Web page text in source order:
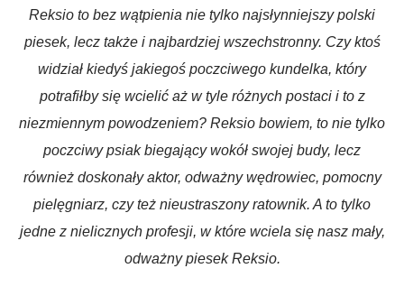
Reksio to bez wątpienia nie tylko najsłynniejszy polski
piesek, lecz także i najbardziej wszechstronny. Czy ktoś
widział kiedyś jakiegoś poczciwego kundelka, który
potrafiłby się wcielić aż w tyle różnych postaci i to z
niezmiennym powodzeniem? Reksio bowiem, to nie tylko
poczciwy psiak biegający wokół swojej budy, lecz
również doskonały aktor, odważny wędrowiec, pomocny
pielęgniarz, czy też nieustraszony ratownik. A to tylko
jedne z nielicznych profesji, w które wciela się nasz mały,
odważny piesek Reksio.